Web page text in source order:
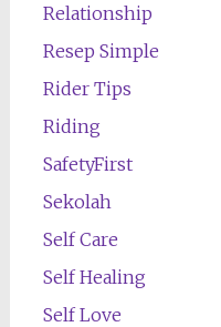
Relationship
Resep Simple
Rider Tips
Riding
SafetyFirst
Sekolah
Self Care
Self Healing
Self Love